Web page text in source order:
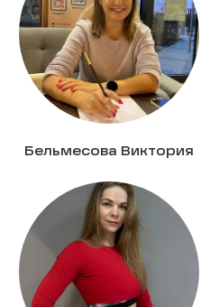
Бельмесова Виктория